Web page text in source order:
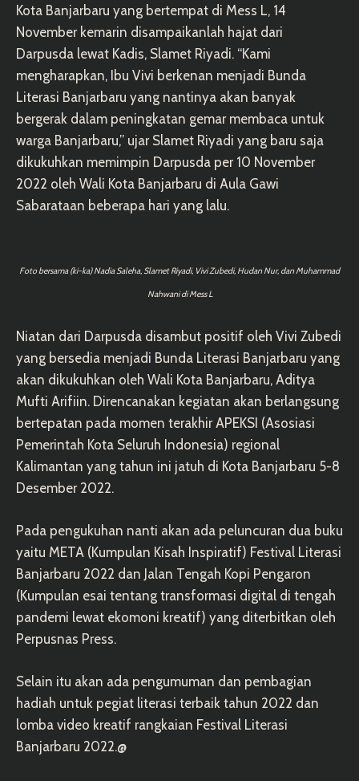
Kota Banjarbaru yang bertempat di Mess L, 14
November kemarin disampaikanlah hajat dari
Darpusda lewat Kadis, Slamet Riyadi. “Kami
mengharapkan, Ibu Vivi berkenan menjadi Bunda
Literasi Banjarbaru yang nantinya akan banyak
bergerak dalam peningkatan gemar membaca untuk
warga Banjarbaru,” ujar Slamet Riyadi yang baru saja
dikukuhkan memimpin Darpusda per 10 November
2022 oleh Wali Kota Banjarbaru di Aula Gawi
Sabarataan beberapa hari yang lalu.
Foto bersama (ki-ka) Nadia Saleha, Slamet Riyadi, Vivi Zubedi, Hudan Nur, dan Muhammad
Nahwani di Mess L
Niatan dari Darpusda disambut positif oleh Vivi Zubedi
yang bersedia menjadi Bunda Literasi Banjarbaru yang
akan dikukuhkan oleh Wali Kota Banjarbaru, Aditya
Mufti Arifiin. Direncanakan kegiatan akan berlangsung
bertepatan pada momen terakhir APEKSI (Asosiasi
Pemerintah Kota Seluruh Indonesia) regional
Kalimantan yang tahun ini jatuh di Kota Banjarbaru 5-8
Desember 2022.
Pada pengukuhan nanti akan ada peluncuran dua buku
yaitu META (Kumpulan Kisah Inspiratif) Festival Literasi
Banjarbaru 2022 dan Jalan Tengah Kopi Pengaron
(Kumpulan esai tentang transformasi digital di tengah
pandemi lewat ekomoni kreatif) yang diterbitkan oleh
Perpusnas Press.
Selain itu akan ada pengumuman dan pembagian
hadiah untuk pegiat literasi terbaik tahun 2022 dan
lomba video kreatif rangkaian Festival Literasi
Banjarbaru 2022.@